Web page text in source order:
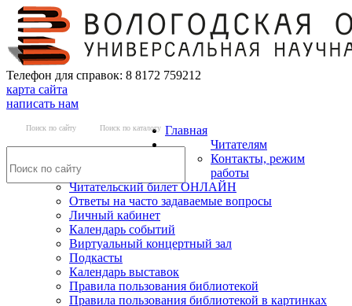
Телефон для справок: 8 8172 759212
карта сайта
написать нам
Поиск по сайту Поиск по каталогу Главная
Читателям
Контакты, режим
работы
Читательский билет ОНЛАЙН
Ответы на часто задаваемые вопросы
Личный кабинет
Календарь событий
Виртуальный концертный зал
Подкасты
Календарь выставок
Правила пользования библиотекой
Правила пользования библиотекой в картинках